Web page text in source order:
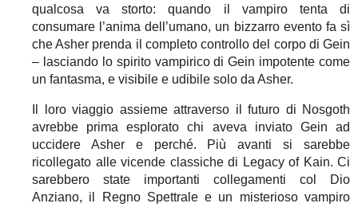
qualcosa va storto: quando il vampiro tenta di
consumare l’anima dell’umano, un bizzarro evento fa sì
che Asher prenda il completo controllo del corpo di Gein
– lasciando lo spirito vampirico di Gein impotente come
un fantasma, e visibile e udibile solo da Asher.
Il loro viaggio assieme attraverso il futuro di Nosgoth
avrebbe prima esplorato chi aveva inviato Gein ad
uccidere Asher e perché. Più avanti si sarebbe
ricollegato alle vicende classiche di Legacy of Kain. Ci
sarebbero state importanti collegamenti col Dio
Anziano, il Regno Spettrale e un misterioso vampiro